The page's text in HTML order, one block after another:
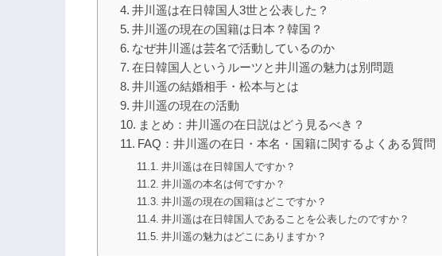
井川遥は在日韓国人3世と公表した？
井川遥の現在の国籍は日本？韓国？
なぜ井川遥は芸名で活動しているのか
在日韓国人というルーツと井川遥の魅力は別問題
井川遥の結婚相手・松本与とは
井川遥の現在の活動
まとめ：井川遥の在日説はどう見るべき？
FAQ：井川遥の在日・本名・国籍に関するよくある質問
井川遥は在日韓国人ですか？
井川遥の本名は何ですか？
井川遥の現在の国籍はどこですか？
井川遥は在日韓国人であることを公表したのですか？
井川遥の魅力はどこにありますか？